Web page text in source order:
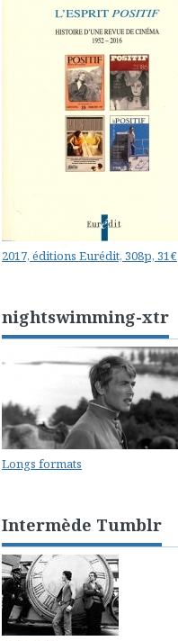
2017, éditions Eurédit, 308p, 31€
nightswimming-xtr
Longs formats
Intermède Tumblr